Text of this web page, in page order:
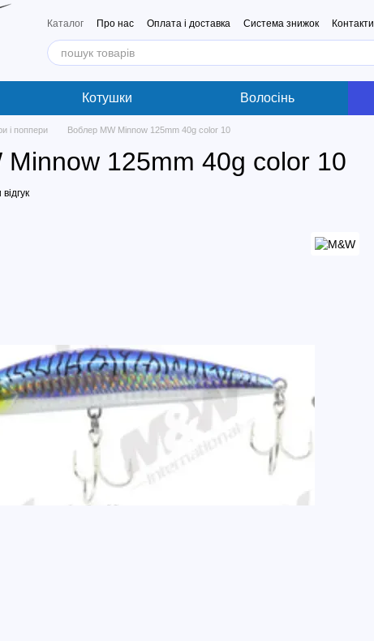
Каталог Про нас Оплата і доставка Система знижок Контакти
Котушки Волосінь
і поппери Воблер MW Minnow 125mm 40g color 10
Minnow 125mm 40g color 10